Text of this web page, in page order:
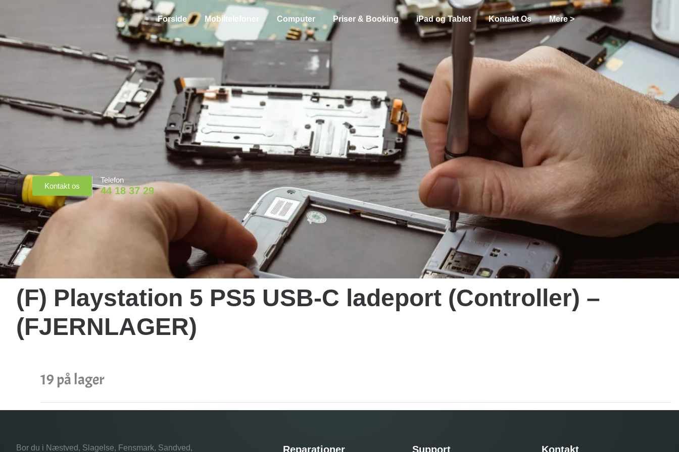
Forside Mobiltelefoner Computer Priser & Booking iPad og Tablet Kontakt Os Mere >
Kontakt os
Telefon
44 18 37 29
(F) Playstation 5 PS5 USB-C ladeport (Controller) –
(FJERNLAGER)
19 på lager
Bor du i Næstved, Slagelse, Fensmark, Sandved, Reparationer Support Kontakt